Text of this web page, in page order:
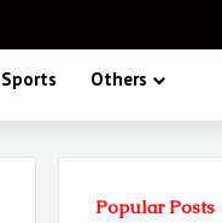
Sports Others
Popular Posts